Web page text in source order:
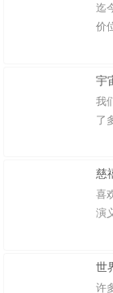
迄
价
宇
我
了
慈
喜
演
世
许